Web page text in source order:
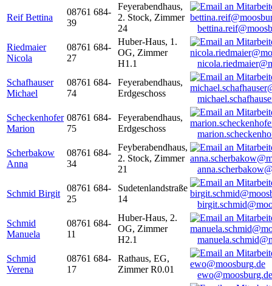
Reif Bettina
08761 684-
39
Feyerabendhaus,
2. Stock, Zimmer
24
Riedmaier
Nicola
08761 684-
27
Huber-Haus, 1.
OG, Zimmer
H1.1
Schafhauser
Michael
08761 684-
74
Feyerabendhaus,
Erdgeschoss
Scheckenhofer
Marion
08761 684-
75
Feyerabendhaus,
Erdgeschoss
Scherbakow
Anna
08761 684-
34
Feyberabendhaus,
2. Stock, Zimmer
21
Schmid Birgit
08761 684-
25
Sudetenlandstraße
14
Schmid
Manuela
08761 684-
11
Huber-Haus, 2.
OG, Zimmer
H2.1
Schmid
Verena
08761 684-
17
Rathaus, EG,
Zimmer R0.01
ewo@moosburg.de